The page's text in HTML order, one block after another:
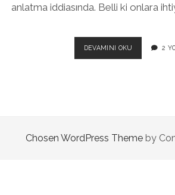
anlatma iddiasında. Belli ki onlara
DEVAMINI OKU EMOJILERLE
ŞIIR
2
Chosen WordPress Theme by